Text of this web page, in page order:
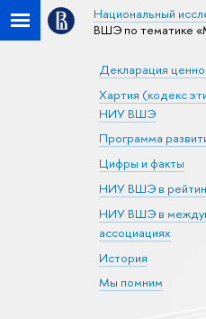
Национальный
ВШЭ по тематике
Декларация
Хартия (кодекс
НИУ ВШЭ
Программа
Цифры и факты
НИУ ВШЭ в
НИУ ВШЭ в
ассоциациях
История
Мы помним